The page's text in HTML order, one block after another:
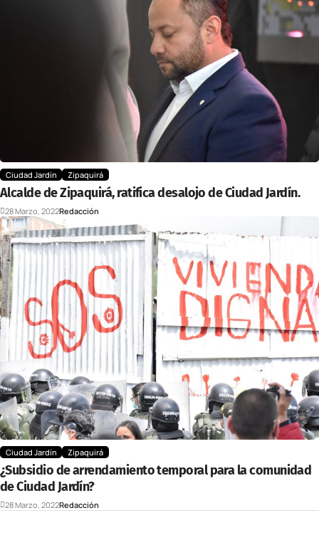
Ciudad Jardín Zipaquirá
Alcalde de Zipaquirá, ratifica desalojo de Ciudad Jardín.
28 Marzo, 2022Redacción
Ciudad Jardín Zipaquirá
¿Subsidio de arrendamiento temporal para la comunidad
de Ciudad Jardín?
28 Marzo, 2022Redacción